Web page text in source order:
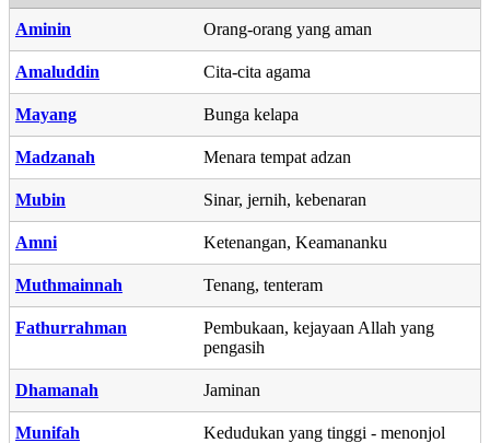
Aminin Orang-orang yang aman
Amaluddin Cita-cita agama
Mayang Bunga kelapa
Madzanah Menara tempat adzan
Mubin Sinar, jernih, kebenaran
Amni Ketenangan, Keamananku
Muthmainnah Tenang, tenteram
Fathurrahman
Pembukaan, kejayaan Allah yang
pengasih
Dhamanah Jaminan
Munifah Kedudukan yang tinggi - menonjol